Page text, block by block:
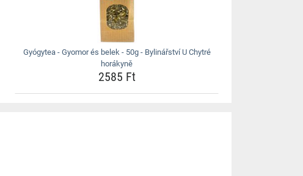
Gyógytea - Gyomor és belek - 50g - Bylinářství U Chytré
horákyně
2585 Ft